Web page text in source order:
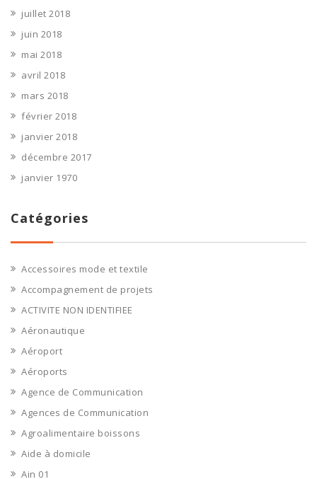
juillet 2018
juin 2018
mai 2018
avril 2018
mars 2018
février 2018
janvier 2018
décembre 2017
janvier 1970
Catégories
Accessoires mode et textile
Accompagnement de projets
ACTIVITE NON IDENTIFIEE
Aéronautique
Aéroport
Aéroports
Agence de Communication
Agences de Communication
Agroalimentaire boissons
Aide à domicile
Ain 01